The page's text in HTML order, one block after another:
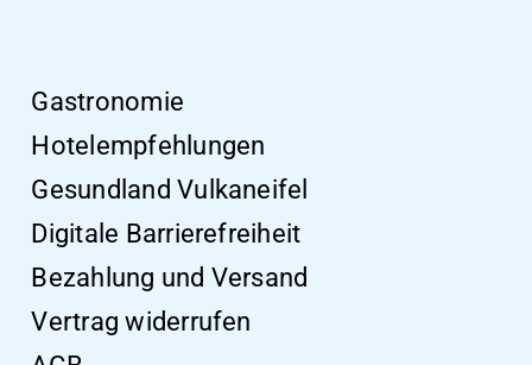
Gastronomie
Hotelempfehlungen
Gesundland Vulkaneifel
Digitale Barrierefreiheit
Bezahlung und Versand
Vertrag widerrufen